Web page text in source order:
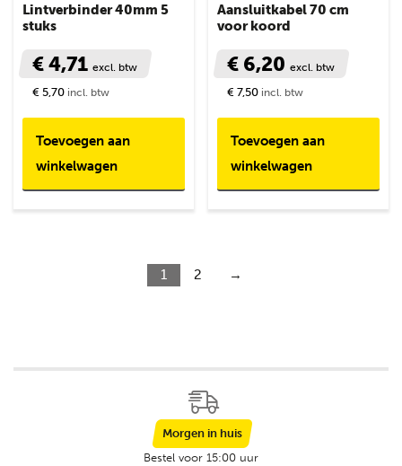
Lintverbinder 40mm 5
stuks
€ 4,71 excl. btw
€ 5,70 incl. btw
Toevoegen aan
winkelwagen
Aansluitkabel 70 cm
voor koord
€ 6,20excl. btw
€ 7,50 incl. btw
Toevoegen aan
winkelwagen
1 2 →
Morgen in huis
Bestel voor 15:00 uur